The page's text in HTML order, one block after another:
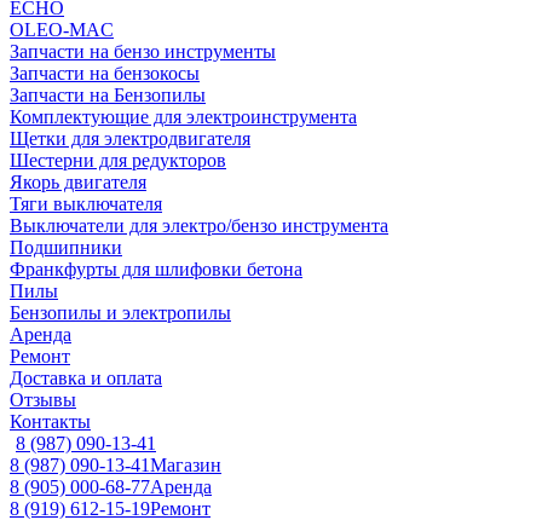
ECHO
OLEO-MAC
Запчасти на бензо инструменты
Запчасти на бензокосы
Запчасти на Бензопилы
Комплектующие для электроинструмента
Щетки для электродвигателя
Шестерни для редукторов
Якорь двигателя
Тяги выключателя
Выключатели для электро/бензо инструмента
Подшипники
Франкфурты для шлифовки бетона
Пилы
Бензопилы и электропилы
Аренда
Ремонт
Доставка и оплата
Отзывы
Контакты
8 (987) 090-13-41
8 (987) 090-13-41Магазин
8 (905) 000-68-77Аренда
8 (919) 612-15-19Ремонт